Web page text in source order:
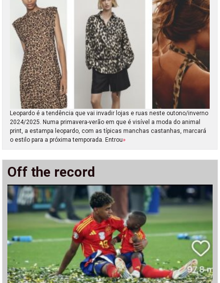
Leopardo é a tendência que vai invadir lojas e ruas neste outono/inverno
2024/2025. Numa primavera-verão em que é visível a moda do animal
print, a estampa leopardo, com as típicas manchas castanhas, marcará
o estilo para a próxima temporada. Entrou»
Off the record